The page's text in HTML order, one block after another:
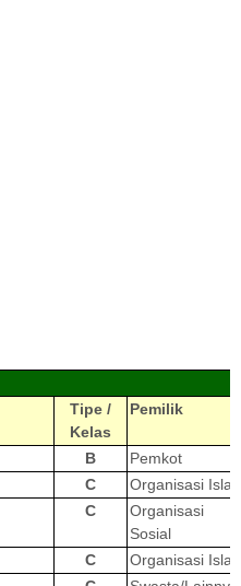
Tipe /
Kelas
Pemilik
B
Pemkot
C
Organisasi
C
Organisasi
Sosial
C
Organisasi